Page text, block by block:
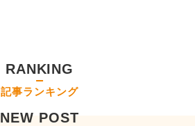
RANKING
記事ランキング
NEW POST